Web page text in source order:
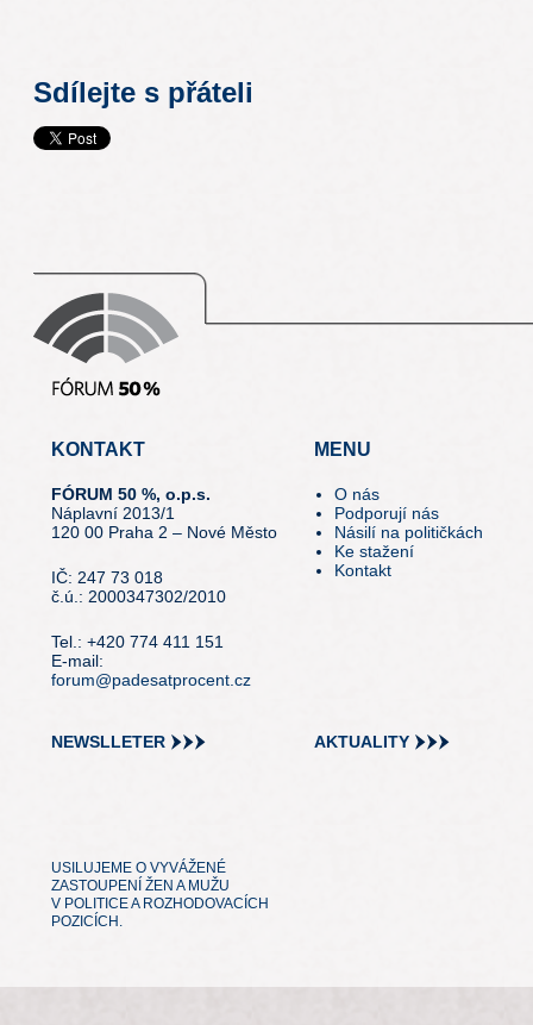
Sdílejte s přáteli
KONTAKT
FÓRUM 50 %, o.p.s.
Náplavní 2013/1
120 00 Praha 2 – Nové Město
IČ: 247 73 018
č.ú.: 2000347302/2010
Tel.: +420 774 411 151
E-mail:
forum@padesatprocent.cz
MENU
O nás
Podporují nás
Násilí na političkách
Ke stažení
Kontakt
NEWSLLETER AKTUALITY
USILUJEME O VYVÁŽENÉ
ZASTOUPENÍ ŽEN A MUŽU
V POLITICE A ROZHODOVACÍCH
POZICÍCH.